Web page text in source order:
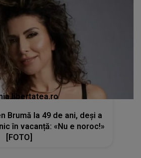
Brumă la 49 de ani, deși a
în vacanță: «Nu e noroc!»
[FOTO]